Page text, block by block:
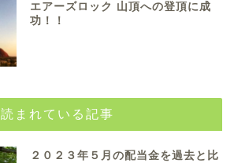
エアーズロック 山頂への登頂に成
功！！
読まれている記事
２０２３年５月の配当金を過去と比